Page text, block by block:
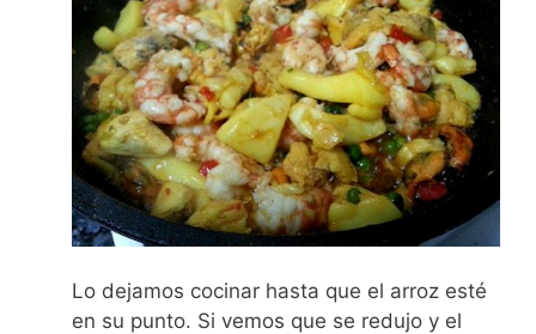
Lo dejamos cocinar hasta que el arroz esté
en su punto. Si vemos que se redujo y el